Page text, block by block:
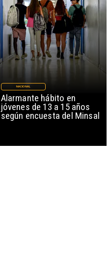
Alarmante hábito en
jóvenes de 13 a 15 años
según encuesta del Minsal
NACIONAL